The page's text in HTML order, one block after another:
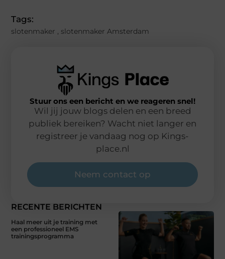
Tags:
slotenmaker , slotenmaker Amsterdam
RECENTE BERICHTEN
Haal meer uit je training met
een professioneel EMS
trainingsprogramma
Stuur ons een bericht en we reageren snel!
Wil jij jouw blogs delen en een breed
publiek bereiken? Wacht niet langer en
registreer je vandaag nog op Kings-
place.nl
Neem contact op